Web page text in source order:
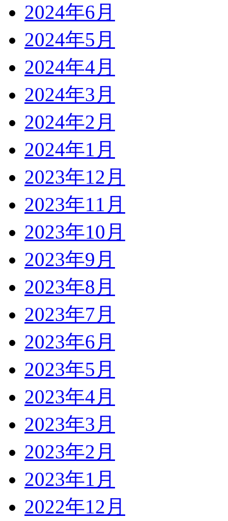
2024年6月
2024年5月
2024年4月
2024年3月
2024年2月
2024年1月
2023年12月
2023年11月
2023年10月
2023年9月
2023年8月
2023年7月
2023年6月
2023年5月
2023年4月
2023年3月
2023年2月
2023年1月
2022年12月